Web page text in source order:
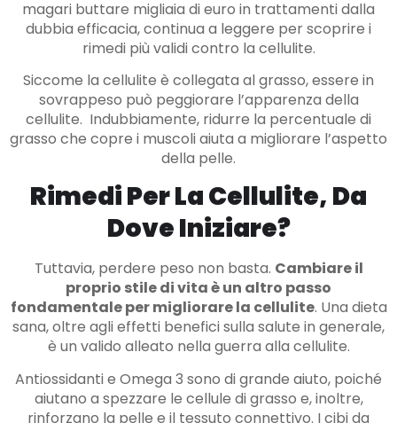
magari buttare migliaia di euro in trattamenti dalla
dubbia efficacia, continua a leggere per scoprire i
rimedi più validi contro la cellulite.
Siccome la cellulite è collegata al grasso, essere in
sovrappeso può peggiorare l’apparenza della
cellulite. Indubbiamente, ridurre la percentuale di
grasso che copre i muscoli aiuta a migliorare l’aspetto
della pelle.
Rimedi Per La Cellulite, Da
Dove Iniziare?
Tuttavia, perdere peso non basta. Cambiare il
proprio stile di vita è un altro passo
fondamentale per migliorare la cellulite. Una dieta
sana, oltre agli effetti benefici sulla salute in generale,
è un valido alleato nella guerra alla cellulite.
Antiossidanti e Omega 3 sono di grande aiuto, poiché
aiutano a spezzare le cellule di grasso e, inoltre,
rinforzano la pelle e il tessuto connettivo. I cibi da